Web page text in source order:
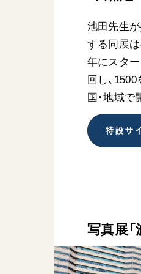
池田先生
する同展は
年にスタ
回し、
国・地域で
特設サ
写真展「